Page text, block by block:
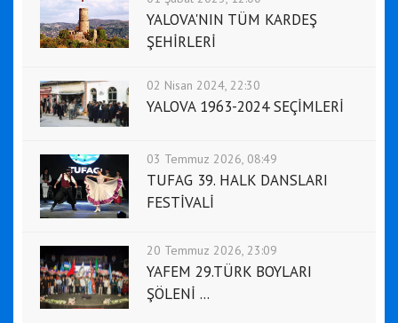
YALOVA'NIN TÜM KARDEŞ
ŞEHİRLERİ
02 Nisan 2024, 22:30
YALOVA 1963-2024 SEÇİMLERİ
03 Temmuz 2026, 08:49
TUFAG 39. HALK DANSLARI
FESTİVALİ
20 Temmuz 2026, 23:09
YAFEM 29.TÜRK BOYLARI
ŞÖLENİ ...